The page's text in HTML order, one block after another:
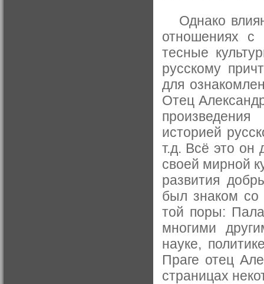
Однако
отношениях с
тесные
русскому
для
Отец
историей
т.д. Всё это он
своей мирной
развития
был знаком
той поры:
многими
науке,
Праге отец
страницах